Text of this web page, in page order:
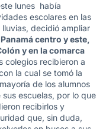
lunes había
escolares en las
decidió ampliar
Panamá centro y este,
y en la comarca
colegios recibieron a
la cual se tomó la
de los alumnos
escuelas, por lo que
recibirlos y
que, sin duda,